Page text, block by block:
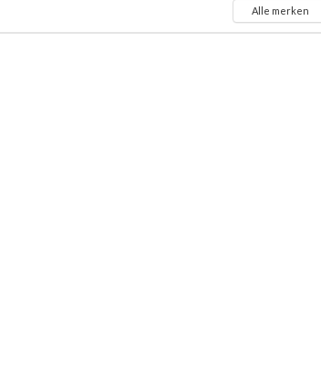
Alle merken